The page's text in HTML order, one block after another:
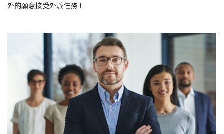
外的願意接受外派任務！